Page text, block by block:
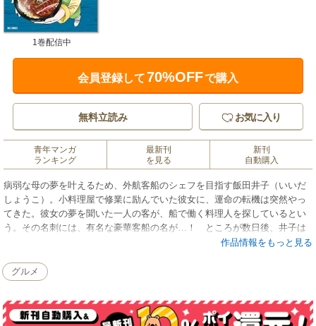
1巻配信中
会員登録して70%OFFで購入
無料立読み お気に入り
青年マンガ
ランキング
最新刊
を見る
新刊
自動購入
病弱な母の夢を叶えるため、外航客船のシェフを目指す飯田井子（いいだ
しょうこ）。小料理屋で修業に励んでいた彼女に、運命の転機は突然やっ
てきた。彼女の夢を聞いた一人の客が、船で働く料理人を探しているとい
う。その名刺には、有名な豪華客船の名が…！ ところが数日後、井子は
なぜか東京湾に浮かぶ埋立作業船の司厨員に！？ ハードに働く男たちの
ク！！
作品情報をもっと見る
グルメ